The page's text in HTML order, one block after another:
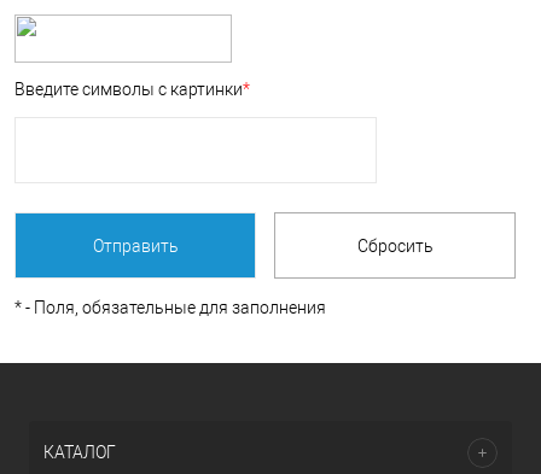
Введите символы с картинки*
*- Поля, обязательные для заполнения
КАТАЛОГ